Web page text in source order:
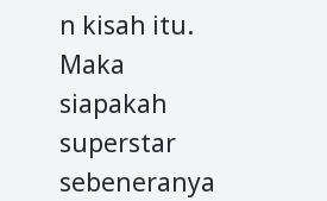
n kisah itu.
Maka
siapakah
superstar
sebeneranya